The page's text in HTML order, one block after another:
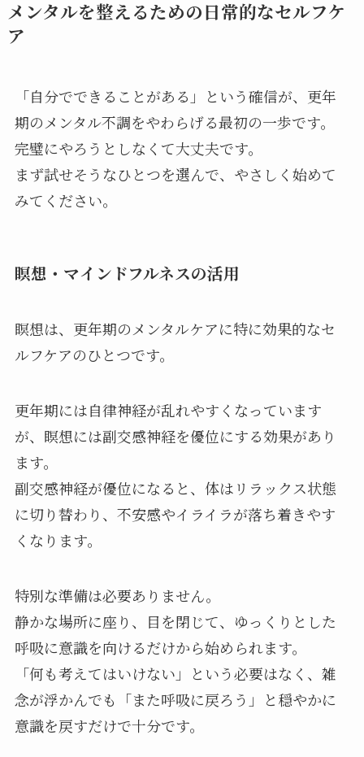
メンタルを整えるための日常的なセルフケ
ア
「自分でできることがある」という確信が、更年
期のメンタル不調をやわらげる最初の一歩です。
完璧にやろうとしなくて大丈夫です。
まず試せそうなひとつを選んで、やさしく始めて
みてください。
瞑想・マインドフルネスの活用
瞑想は、更年期のメンタルケアに特に効果的なセ
ルフケアのひとつです。
更年期には自律神経が乱れやすくなっています
が、瞑想には副交感神経を優位にする効果があり
ます。
副交感神経が優位になると、体はリラックス状態
に切り替わり、不安感やイライラが落ち着きやす
くなります。
特別な準備は必要ありません。
静かな場所に座り、目を閉じて、ゆっくりとした
呼吸に意識を向けるだけから始められます。
「何も考えてはいけない」という必要はなく、雑
念が浮かんでも「また呼吸に戻ろう」と穏やかに
意識を戻すだけで十分です。